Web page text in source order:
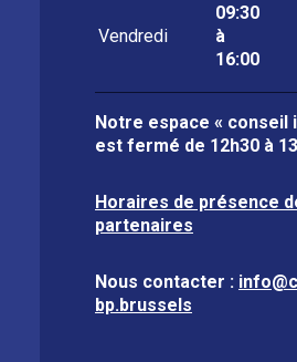
Vendredi
09:30
à
16:00
Notre espace « conseil
est fermé de 12h30 à
Horaires de présence
partenaires
Nous contacter :
bp.brussels